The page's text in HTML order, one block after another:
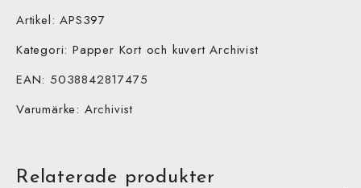
Artikel: APS397
Kategori: Papper Kort och kuvert Archivist
EAN: 5038842817475
Varumärke: Archivist
Relaterade produkter